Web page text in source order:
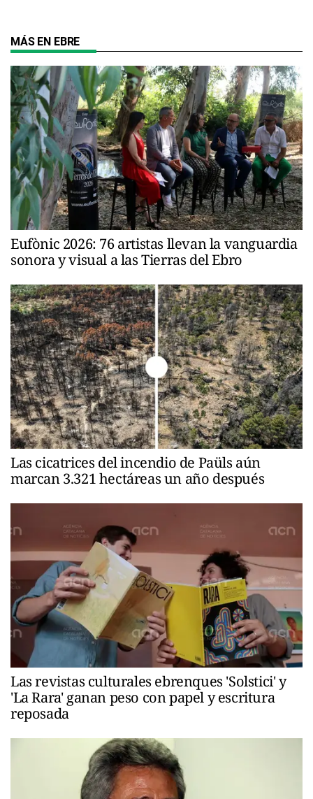
MÁS EN EBRE
Eufònic 2026: 76 artistas llevan la vanguardia
sonora y visual a las Tierras del Ebro
Las cicatrices del incendio de Paüls aún
marcan 3.321 hectáreas un año después
Las revistas culturales ebrenques 'Solstici' y
'La Rara' ganan peso con papel y escritura
reposada